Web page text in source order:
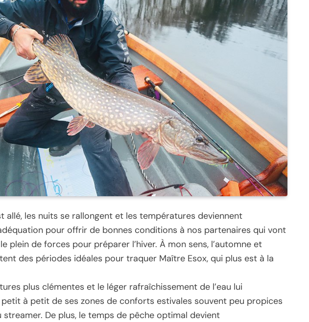
allé, les nuits se rallongent et les températures deviennent
pour offrir de bonnes conditions à nos partenaires qui vont
plein de forces pour préparer l’hiver. À mon sens, l’automne et
des périodes idéales pour traquer Maître Esox, qui plus est à la
plus clémentes et le léger rafraîchissement de l’eau lui
à petit de ses zones de conforts estivales souvent peu propices
De plus, le temps de pêche optimal devient